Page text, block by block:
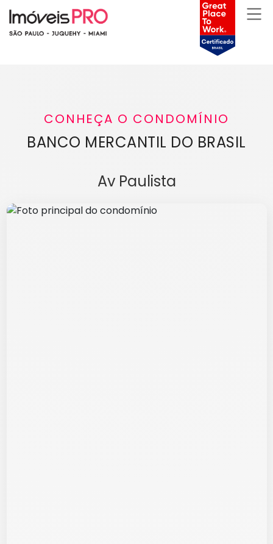
CONHEÇA O CONDOMÍNIO
BANCO MERCANTIL DO BRASIL
Av Paulista